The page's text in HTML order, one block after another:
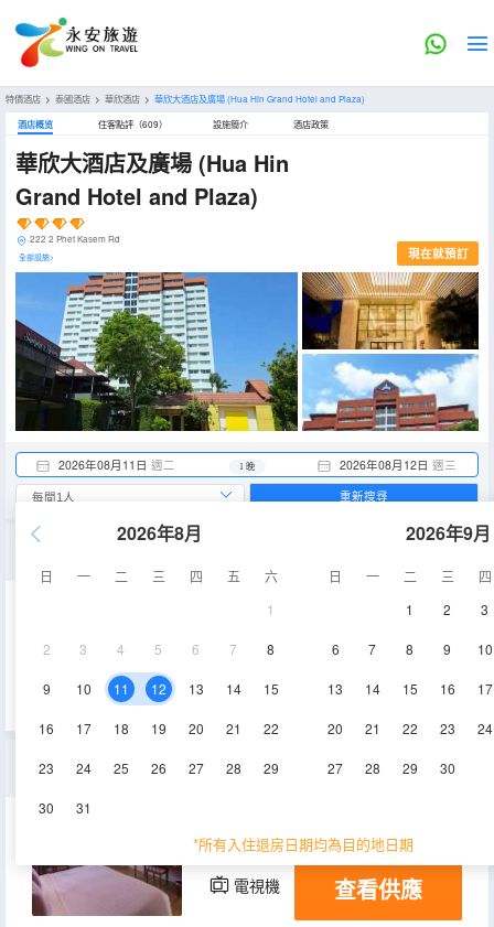
特價酒店 > 泰國酒店 > 華欣酒店 > 華欣大酒店及廣場(Hua Hin Grand Hotel and Plaza)
酒店概览 住客點評（609） 設施簡介 酒店政策
華欣大酒店及廣場 (Hua Hin
Grand Hotel and Plaza)
222 2 Phet Kasem Rd
全部設施> 現在就預訂
2026年08月11日 週二 2026年08月12日 週三
1 晚
2026年8月
日 一 二 三 四 五
六
1
2 3 4 5 6 7 8
9 10 11 12 13 14 15
16 17 18 19 20 21 22
23 24 25 26 27 28 29
30 31
2026年9月
日 一 二 三
四
1
2 3
6 7 8 9 10
13 14 15 16 17
20 21 22 23 24
27 28 29 30
*所有入住退房日期均為目的地日期
重新搜尋
淋浴
高級特大床房
27-32㎡ 空調 淋浴
電視機 冰箱
查看供應